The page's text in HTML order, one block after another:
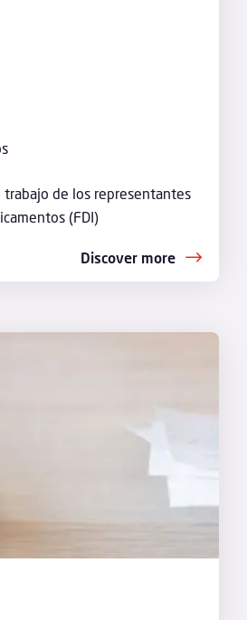
trabajo de los representantes
(FDI)
Discover more